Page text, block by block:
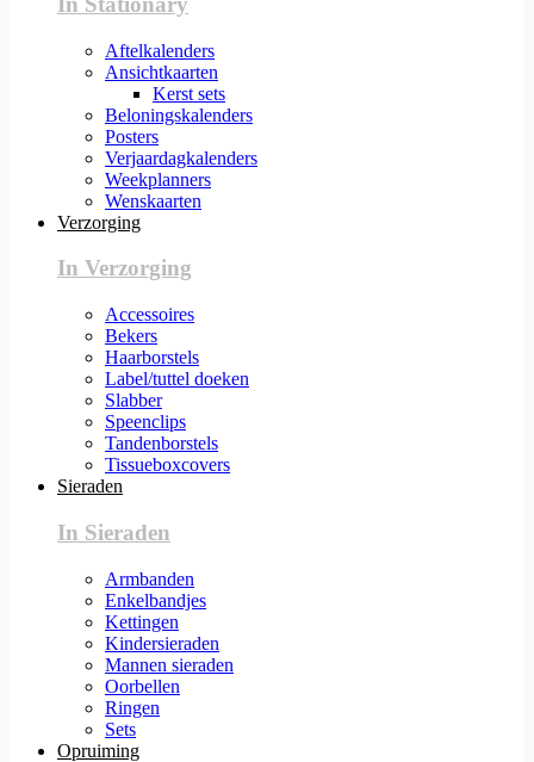
Aftelkalenders
Ansichtkaarten
Kerst sets
Beloningskalenders
Posters
Verjaardagkalenders
Weekplanners
Wenskaarten
Verzorging
In Verzorging
Accessoires
Bekers
Haarborstels
Label/tuttel doeken
Slabber
Speenclips
Tandenborstels
Tissueboxcovers
Sieraden
In Sieraden
Armbanden
Enkelbandjes
Kettingen
Kindersieraden
Mannen sieraden
Oorbellen
Ringen
Sets
Opruiming